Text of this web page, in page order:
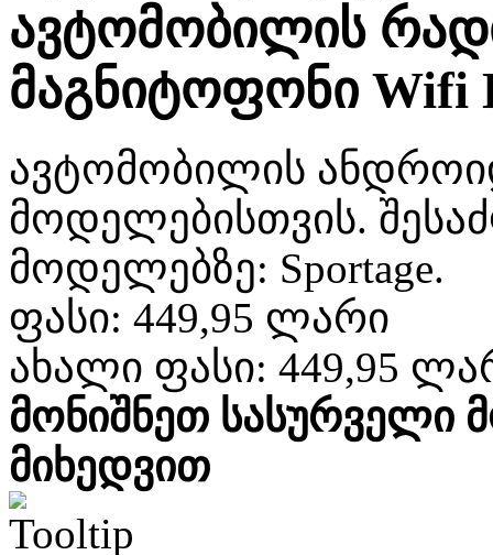
ავტომობილის
მაგნიტოფონი Wifi
ავტომობილის
მოდელებისთვის.
მოდელებზე: Sportage.
ფასი: 449,95 ლარი
ახალი ფასი: 449,95
მონიშნეთ სასურველი
მიხედვით